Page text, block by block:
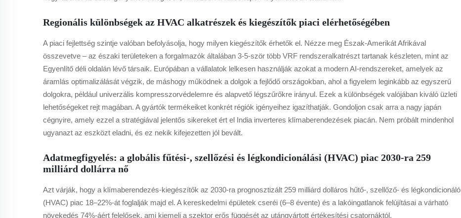
Regionális különbségek az HVAC alkatrészek és kiegészítők piaci elérhetőségében
A piaci fejlettség szintje valóban befolyásolja, hogy milyen kiegészítők érhetők el. Nézze meg Észak-Amerikát Afrikával
összevetve – az északi területeken a forgalmazók általában 3-5-ször több VRF rendszeralkatrészt tartanak készleten, mint az
Egyenlítő déli oldalán lévő társaik. Európában a vállalatok lelkesen használják azokat a modern AI-rendszereket, amelyek az
áramlás optimalizálását végzik, de máshogy működnek a dolgok a fejlődő országokban, ahol a figyelem leginkább az egyszerű
dolgokra, például univerzális kompresszorvédelemre és alapvető légszűrőkre irányul. Ezek a különbségek valójában kiváló üzleti
lehetőségeket rejt magában. A gyártók termékeiket konkrét régiók igényeihez igazíthatják. Gondoljon csak arra a nagy japán
cégnyire, amely ezzel a stratégiával jelentős sikereket ért el India inverteres klímaberendezések piacán. Nem próbált mindenhol
ugyanazt az eszközt eladni, és ez nekik kifejezetten jól bevált.
Adatmegfigyelés: a globális fűtési-, szellőzési és légkondicionálási (HVAC) piac 2030-ra 259
milliárd dollárra nő
Azt várják, hogy a klímaberendezés-kiegészítők az 2030-ra prognosztizált 259 milliárd dolláros hűtő-, szellőző- és légkondicionáló
(HVAC) piac 18–22%-át foglalják majd el. A kereskedelmi épületek cseréi (6–8 évente) és a lakóingatlanok felújításai a várható
növekedés 74%-áért felelősek, ami kiemeli a szektor erős függését az utángyártott értékesítési csatornáktól.